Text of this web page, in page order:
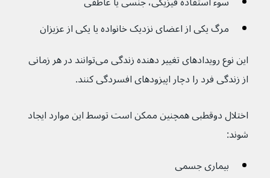
مرگ یکی از اعضای نزدیک خانواده یا یکی از عزیزان
این نوع رویدادهای تغییر دهنده زندگی می‌توانند در هر زمانی
از زندگی فرد را دچار اپیزودهای افسردگی کنند.
اختلال دوقطبی همچنین ممکن است توسط این موارد ایجاد
شوند:
بیماری جسمی